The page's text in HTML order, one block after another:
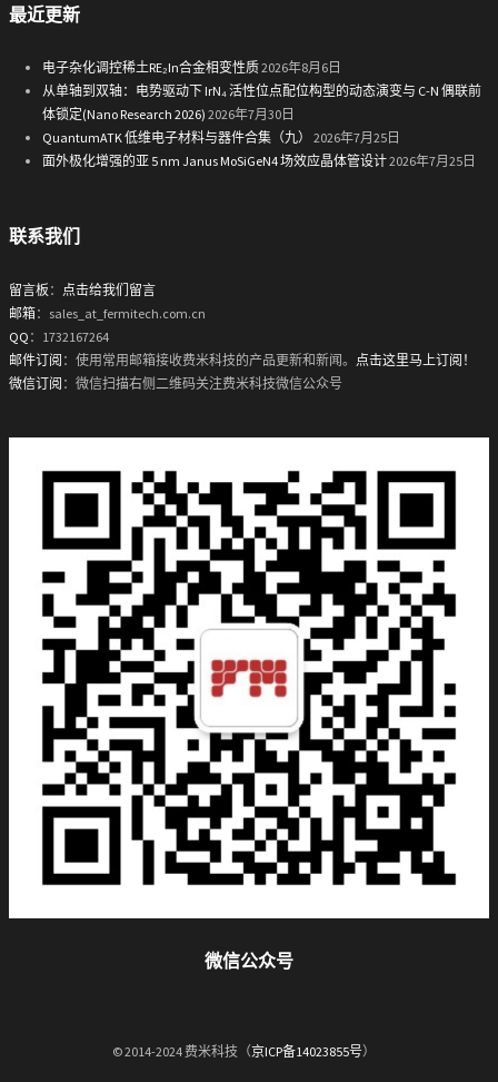
最近更新
电子杂化调控稀土RE₂In合金相变性质2026年8月6日
从单轴到双轴：电势驱动下 IrN₄ 活性位点配位构型的动态演变与 C-N 偶联前
体锁定(Nano Research 2026) 2026年7月30日
QuantumATK 低维电子材料与器件合集（九）
2026年7月25日
面外极化增强的亚 5 nm Janus MoSiGeN4 场效应晶体管设计2026年7月25日
联系我们
留言板 ： 点击给我们留言
邮箱：sales_at_fermitech.com.cn
QQ ：1732167264
邮件订阅 ：使用常用邮箱接收费米科技的产品更新和新闻。 点击这里马上订阅！
微信订阅 ：微信扫描右侧二维码关注费米科技微信公众号
微信公众号
© 2014-2024 费米科技（京ICP备14023855号）